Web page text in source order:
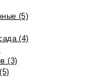
(5)
(4)
(3)